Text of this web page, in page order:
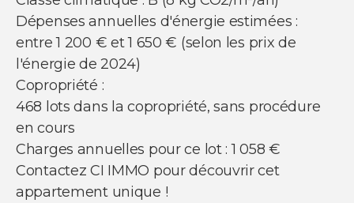
Dépenses annuelles d'énergie estimées :
entre 1 200 € et 1 650 € (selon les prix de
l'énergie de 2024)
Copropriété :
468 lots dans la copropriété, sans procédure
en cours
Charges annuelles pour ce lot : 1 058 €
Contactez CI IMMO pour découvrir cet
appartement unique !